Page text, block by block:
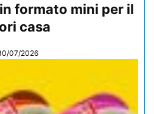
formato mini per il
casa
07/2026